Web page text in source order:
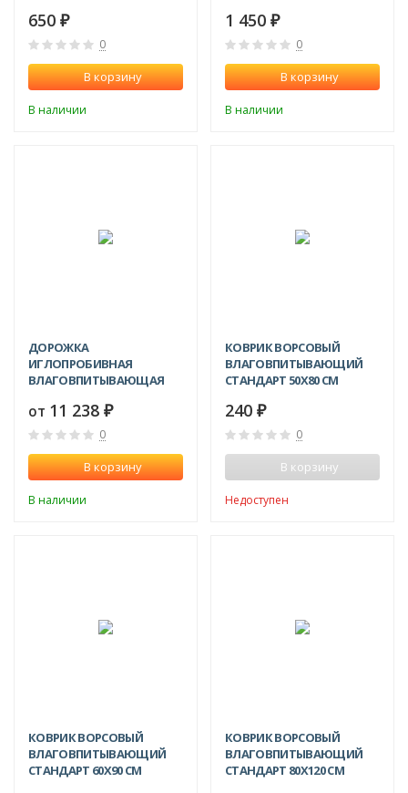
650 ₽
0
В корзину
В наличии
1 450 ₽
0
В корзину
В наличии
ДОРОЖКА
ИГЛОПРОБИВНАЯ
ВЛАГОВПИТЫВАЮЩАЯ
от 11 238 ₽
0
В корзину
В наличии
КОВРИК ВОРСОВЫЙ
ВЛАГОВПИТЫВАЮЩИЙ
СТАНДАРТ 50X80 СМ
240 ₽
0
В корзину
Недоступен
КОВРИК ВОРСОВЫЙ
ВЛАГОВПИТЫВАЮЩИЙ
СТАНДАРТ 60X90 СМ
КОВРИК ВОРСОВЫЙ
ВЛАГОВПИТЫВАЮЩИЙ
СТАНДАРТ 80X120 СМ